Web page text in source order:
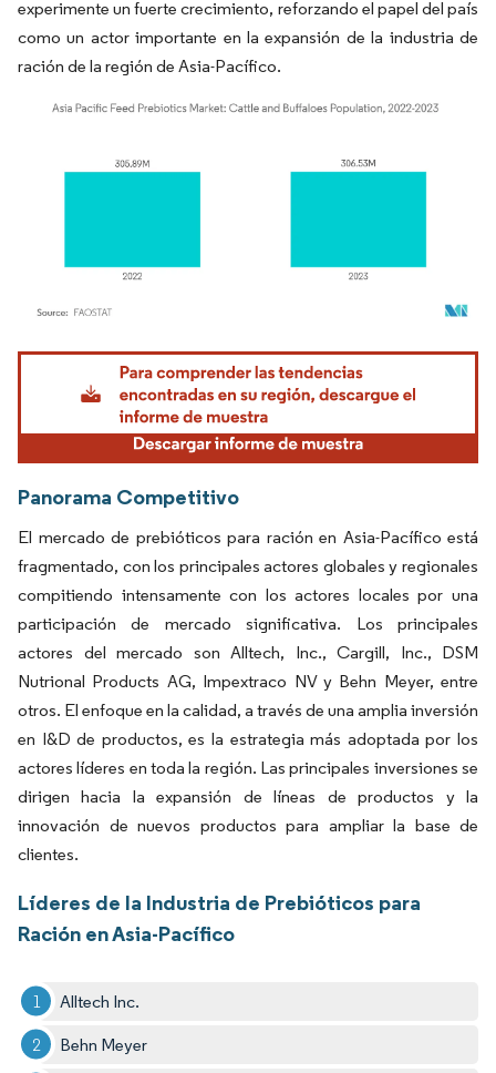
experimente un fuerte crecimiento, reforzando el papel del país
como un actor importante en la expansión de la industria de
ración de la región de Asia-Pacífico.
Imagen © Mordor Intelligence. El uso requiere atribución según CC BY 4.0.
Panorama Competitivo
El mercado de prebióticos para ración en Asia-Pacífico está
fragmentado, con los principales actores globales y regionales
compitiendo intensamente con los actores locales por una
participación de mercado significativa. Los principales
actores del mercado son Alltech, Inc., Cargill, Inc., DSM
Nutrional Products AG, Impextraco NV y Behn Meyer, entre
otros. El enfoque en la calidad, a través de una amplia inversión
en I&D de productos, es la estrategia más adoptada por los
actores líderes en toda la región. Las principales inversiones se
dirigen hacia la expansión de líneas de productos y la
innovación de nuevos productos para ampliar la base de
clientes.
Líderes de la Industria de Prebióticos para
Ración en Asia-Pacífico
Alltech Inc.
Behn Meyer